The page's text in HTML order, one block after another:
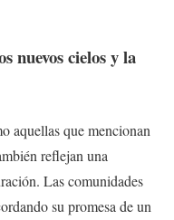
nuevos cielos y la
aquellas que mencionan
reflejan una
Las comunidades
su promesa de un